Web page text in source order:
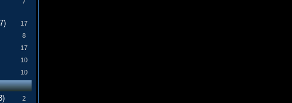
17
8
17
10
10
2